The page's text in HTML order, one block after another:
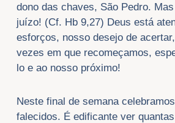
dono das chaves, São Pedro.
juízo! (Cf. Hb 9,27) Deus está
esforços, nosso desejo de
vezes em que recomeçamos,
lo e ao nosso próximo!
Neste final de semana
falecidos. É edificante ver